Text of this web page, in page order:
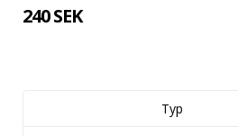
240 SEK
Typ